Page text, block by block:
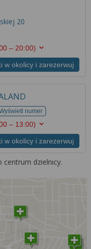
20
– 20:00)
w okolicy i zarezerwuj
numer
– 13:00)
w okolicy i zarezerwuj
centrum dzielnicy.